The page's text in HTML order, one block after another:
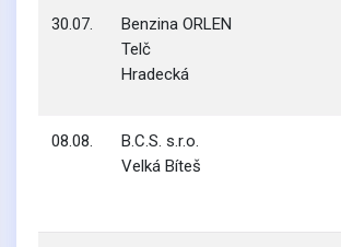
30.07.
Benzina ORLEN
Telč
Hradecká
08.08.
B.C.S. s.r.o.
Velká Bíteš